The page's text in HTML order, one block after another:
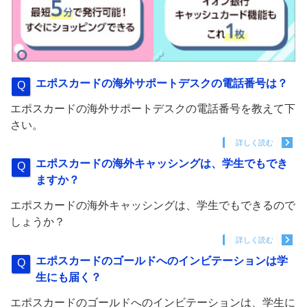
エポスカードの海外サポートデスクの電話番号は？
エポスカードの海外サポートデスクの電話番号を教えて下
さい。
詳しく読む
エポスカードの海外キャッシングは、学生でもでき
ますか？
エポスカードの海外キャッシングは、学生でもできるので
しょうか？
詳しく読む
エポスカードのゴールドへのインビテーションは学
生にも届く？
エポスカードのゴールドへのインビテーションは、学生に